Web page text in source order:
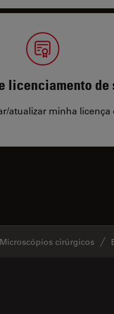
licenciamento de
atualizar minha licença
Microscópios cirúrgicos